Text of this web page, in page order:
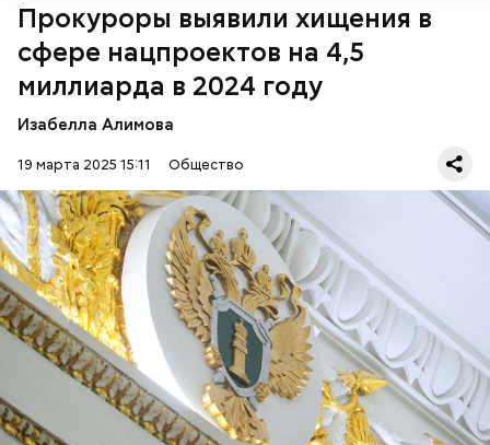
Прокуроры выявили хищения в
сфере нацпроектов на 4,5
миллиарда в 2024 году
Изабелла Алимова
19 марта 2025 15:11 Общество
Ингредиенты:
Ранние плоды, по словам врача, лучше не есть:
пожилым;
детям.